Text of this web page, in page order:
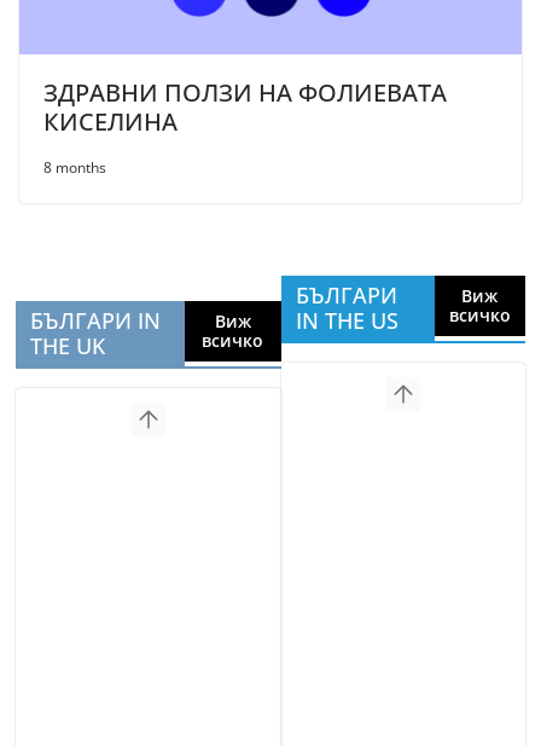
ЗДРАВНИ ПОЛЗИ НА ФОЛИЕВАТА
КИСЕЛИНА
8 months
БЪЛГАРИ IN
THE UK
Виж
всичко
БЪЛГАРИ
IN THE US
Виж
всичко